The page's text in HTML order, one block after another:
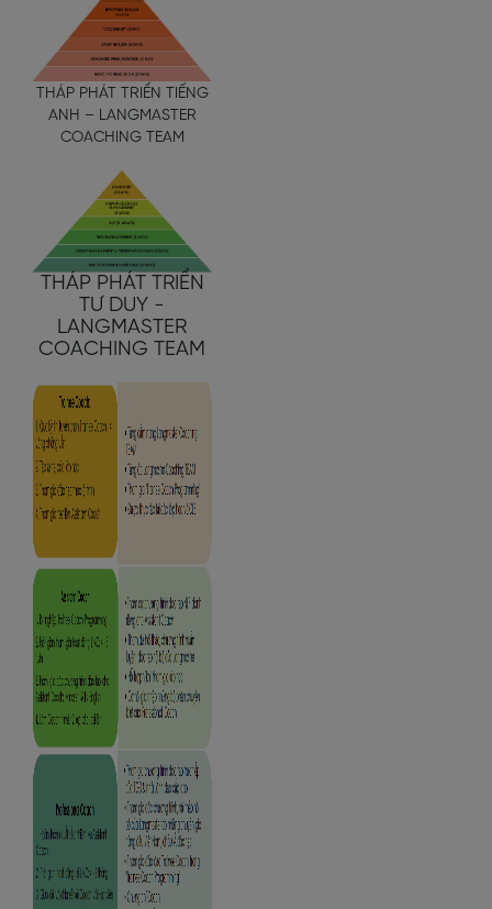
THÁP PHÁT TRIỂN TIẾNG
ANH – LANGMASTER
COACHING TEAM
THÁP PHÁT TRIỂN
TƯ DUY -
LANGMASTER
COACHING TEAM